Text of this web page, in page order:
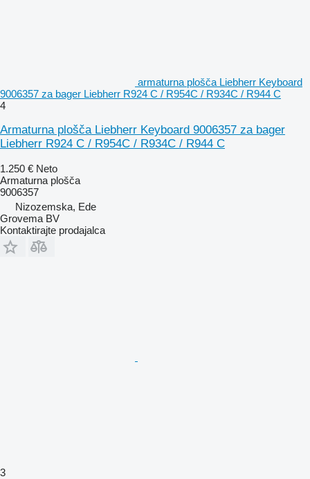
armaturna plošča Liebherr Keyboard
9006357 za bager Liebherr R924 C / R954C / R934C / R944 C
4
Armaturna plošča Liebherr Keyboard 9006357 za bager
Liebherr R924 C / R954C / R934C / R944 C
1.250 € Neto
Armaturna plošča
9006357
Nizozemska, Ede
Grovema BV
Kontaktirajte prodajalca
3